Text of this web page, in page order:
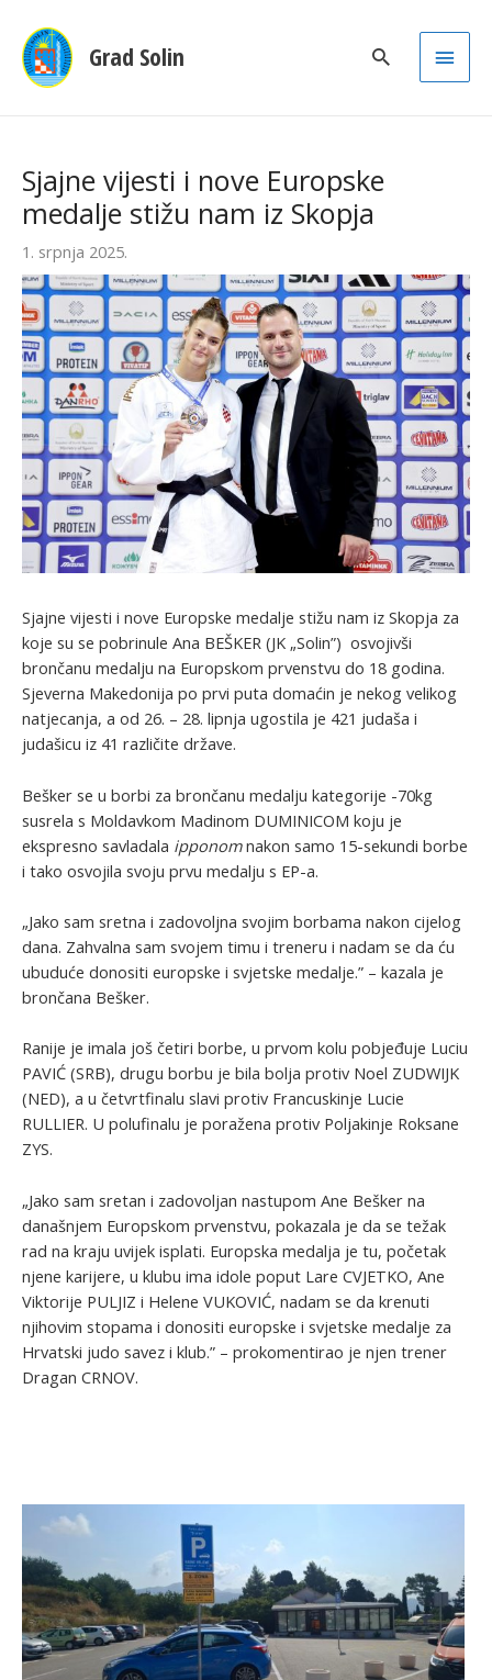
Grad Solin
Main
Sjajne vijesti i nove Europske
medalje stižu nam iz Skopja
1. srpnja 2025.
Sjajne vijesti i nove Europske medalje stižu nam iz Skopja za
koje su se pobrinule Ana BEŠKER (JK „Solin”) osvojivši
brončanu medalju na Europskom prvenstvu do 18 godina.
Sjeverna Makedonija po prvi puta domaćin je nekog velikog
natjecanja, a od 26. – 28. lipnja ugostila je 421 judaša i
judašicu iz 41 različite države.
Bešker se u borbi za brončanu medalju kategorije -70kg
susrela s Moldavkom Madinom DUMINICOM koju je
ekspresno savladala ipponomnakon samo 15-sekundi borbe
i tako osvojila svoju prvu medalju s EP-a.
„Jako sam sretna i zadovoljna svojim borbama nakon cijelog
dana. Zahvalna sam svojem timu i treneru i nadam se da ću
ubuduće donositi europske i svjetske medalje.” – kazala je
brončana Bešker.
Ranije je imala još četiri borbe, u prvom kolu pobjeđuje Luciu
PAVIĆ (SRB), drugu borbu je bila bolja protiv Noel ZUDWIJK
(NED), a u četvrtfinalu slavi protiv Francuskinje Lucie
RULLIER. U polufinalu je poražena protiv Poljakinje Roksane
ZYS.
„Jako sam sretan i zadovoljan nastupom Ane Bešker na
današnjem Europskom prvenstvu, pokazala je da se težak
rad na kraju uvijek isplati. Europska medalja je tu, početak
njene karijere, u klubu ima idole poput Lare CVJETKO, Ane
Viktorije PULJIZ i Helene VUKOVIĆ, nadam se da krenuti
njihovim stopama i donositi europske i svjetske medalje za
Hrvatski judo savez i klub.” – prokomentirao je njen trener
Dragan CRNOV.